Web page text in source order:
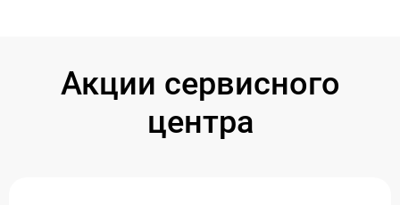
Акции сервисного
центра